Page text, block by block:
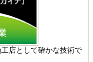
工店として確かな技術で